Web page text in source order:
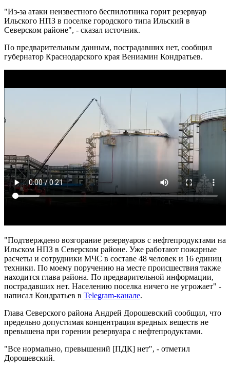
"Из-за атаки неизвестного беспилотника горит резервуар
Ильского НПЗ в поселке городского типа Ильский в
Северском районе", - сказал источник.
По предварительным данным, пострадавших нет, сообщил
губернатор Краснодарского края Вениамин Кондратьев.
"Подтверждено возгорание резервуаров с нефтепродуктами на
Ильском НПЗ в Северском районе. Уже работают пожарные
расчеты и сотрудники МЧС в составе 48 человек и 16 единиц
техники. По моему поручению на месте происшествия также
находится глава района. По предварительной информации,
пострадавших нет. Населению поселка ничего не угрожает" -
написал Кондратьев в Telegram-канале.
Глава Северского района Андрей Дорошевский сообщил, что
предельно допустимая концентрация вредных веществ не
превышена при горении резервуара с нефтепродуктами.
"Все нормально, превышений [ПДК] нет", - отметил
Дорошевский.